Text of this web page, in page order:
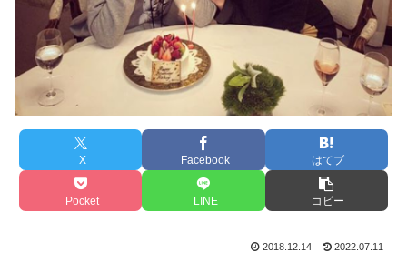
X Facebook はてブ
Pocket LINE コピー
2018.12.14 2022.07.11